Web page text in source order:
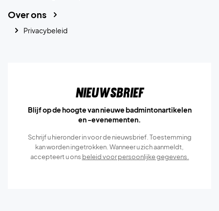
Over ons
Privacybeleid
Nieuwsbrief
Blijf op de hoogte van nieuwe badmintonartikelen
en -evenementen.
Schrijf u hieronder in voor de nieuwsbrief. Toestemming
kan worden ingetrokken. Wanneer u zich aanmeldt,
accepteert u ons beleid voor persoonlijke gegevens.